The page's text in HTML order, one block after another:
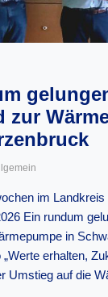
zur
im Landkreis
Ein rundum
in
erhalten,
Umstieg auf die